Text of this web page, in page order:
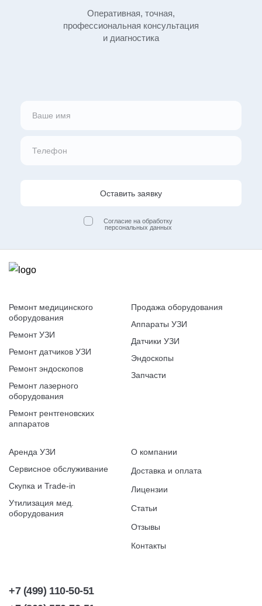
Оперативная, точная,
профессиональная консультация
и диагностика
Оставить заявку
Согласие на обработку
персональных данных
Ремонт медицинского
оборудования
Ремонт УЗИ
Ремонт датчиков УЗИ
Ремонт эндоскопов
Ремонт лазерного
оборудования
Ремонт рентгеновских
аппаратов
Продажа оборудования
Аппараты УЗИ
Датчики УЗИ
Эндоскопы
Запчасти
Аренда УЗИ
Сервисное обслуживание
Скупка и Trade-in
Утилизация мед.
оборудования
О компании
Доставка и оплата
Лицензии
Статьи
Отзывы
Контакты
+7 (499) 110-50-51